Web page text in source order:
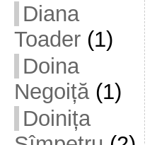
Diana
Toader(1)
Doina
Negoiță(1)
Doinița